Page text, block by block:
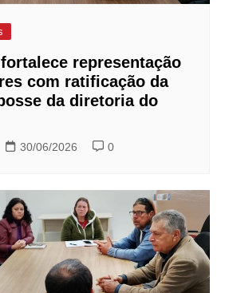
representação
com ratificação da
da diretoria do
30/06/2026 0